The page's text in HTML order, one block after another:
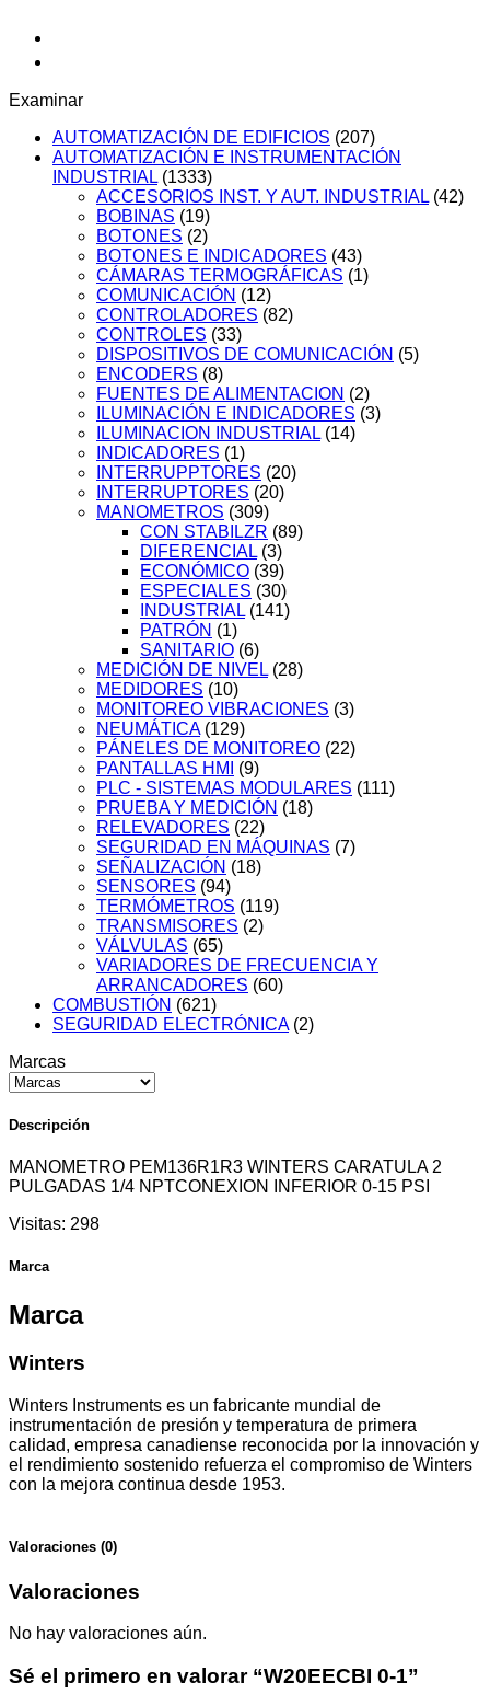
Examinar
AUTOMATIZACIÓN DE EDIFICIOS (207)
AUTOMATIZACIÓN E INSTRUMENTACIÓN
INDUSTRIAL (1333)
ACCESORIOS INST. Y AUT. INDUSTRIAL (42)
BOBINAS (19)
BOTONES (2)
BOTONES E INDICADORES (43)
CÁMARAS TERMOGRÁFICAS (1)
COMUNICACIÓN (12)
CONTROLADORES (82)
CONTROLES (33)
DISPOSITIVOS DE COMUNICACIÓN (5)
ENCODERS (8)
FUENTES DE ALIMENTACION (2)
ILUMINACIÓN E INDICADORES (3)
ILUMINACION INDUSTRIAL (14)
INDICADORES (1)
INTERRUPPTORES (20)
INTERRUPTORES (20)
MANOMETROS (309)
CON STABILZR (89)
DIFERENCIAL (3)
ECONÓMICO (39)
ESPECIALES (30)
INDUSTRIAL (141)
PATRÓN (1)
SANITARIO (6)
MEDICIÓN DE NIVEL (28)
MEDIDORES (10)
MONITOREO VIBRACIONES (3)
NEUMÁTICA (129)
PÁNELES DE MONITOREO (22)
PANTALLAS HMI
(9)
PLC - SISTEMAS MODULARES (111)
PRUEBA Y MEDICIÓN (18)
RELEVADORES (22)
SEGURIDAD EN MÁQUINAS (7)
SEÑALIZACIÓN (18)
SENSORES (94)
TERMÓMETROS (119)
TRANSMISORES (2)
VÁLVULAS (65)
VARIADORES DE FRECUENCIA Y
ARRANCADORES (60)
COMBUSTIÓN (621)
SEGURIDAD ELECTRÓNICA (2)
Marcas
Descripción
MANOMETRO PEM136R1R3 WINTERS CARATULA 2
PULGADAS 1/4 NPTCONEXION INFERIOR 0-15 PSI
Visitas: 298
Marca
Marca
Winters
Winters Instruments es un fabricante mundial de
instrumentación de presión y temperatura de primera
calidad, empresa canadiense reconocida por la innovación y
el rendimiento sostenido refuerza el compromiso de Winters
con la mejora continua desde 1953.
Valoraciones (0)
Valoraciones
No hay valoraciones aún.
Sé el primero en valorar “W20EECBI 0-1”